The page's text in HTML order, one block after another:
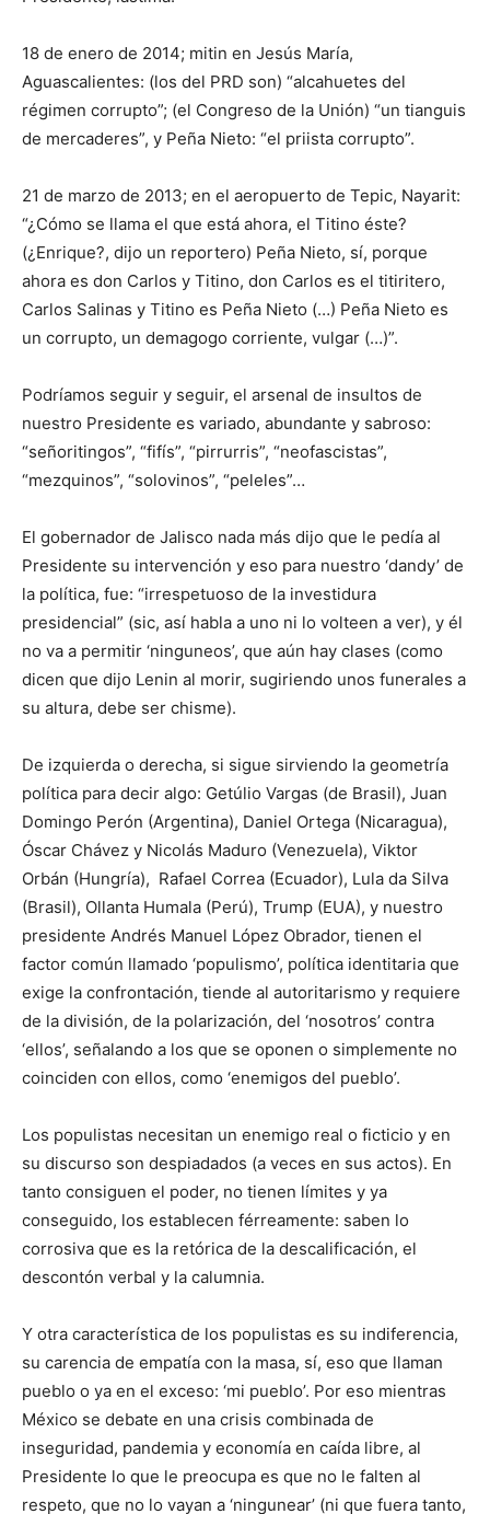
18 de enero de 2014; mitin en Jesús María,
Aguascalientes: (los del PRD son) “alcahuetes del
régimen corrupto”; (el Congreso de la Unión) “un tianguis
de mercaderes”, y Peña Nieto: “el priista corrupto”.
21 de marzo de 2013; en el aeropuerto de Tepic, Nayarit:
“¿Cómo se llama el que está ahora, el Titino éste?
(¿Enrique?, dijo un reportero) Peña Nieto, sí, porque
ahora es don Carlos y Titino, don Carlos es el titiritero,
Carlos Salinas y Titino es Peña Nieto (…) Peña Nieto es
un corrupto, un demagogo corriente, vulgar (…)”.
Podríamos seguir y seguir, el arsenal de insultos de
nuestro Presidente es variado, abundante y sabroso:
“señoritingos”, “fifís”, “pirrurris”, “neofascistas”,
“mezquinos”, “solovinos”, “peleles”…
El gobernador de Jalisco nada más dijo que le pedía al
Presidente su intervención y eso para nuestro ‘dandy’ de
la política, fue: “irrespetuoso de la investidura
presidencial” (sic, así habla a uno ni lo volteen a ver), y él
no va a permitir ‘ninguneos’, que aún hay clases (como
dicen que dijo Lenin al morir, sugiriendo unos funerales a
su altura, debe ser chisme).
De izquierda o derecha, si sigue sirviendo la geometría
política para decir algo: Getúlio Vargas (de Brasil), Juan
Domingo Perón (Argentina), Daniel Ortega (Nicaragua),
Óscar Chávez y Nicolás Maduro (Venezuela), Viktor
Orbán (Hungría), Rafael Correa (Ecuador), Lula da Silva
(Brasil), Ollanta Humala (Perú), Trump (EUA), y nuestro
presidente Andrés Manuel López Obrador, tienen el
factor común llamado ‘populismo’, política identitaria que
exige la confrontación, tiende al autoritarismo y requiere
de la división, de la polarización, del ‘nosotros’ contra
‘ellos’, señalando a los que se oponen o simplemente no
coinciden con ellos, como ‘enemigos del pueblo’.
Los populistas necesitan un enemigo real o ficticio y en
su discurso son despiadados (a veces en sus actos). En
tanto consiguen el poder, no tienen límites y ya
conseguido, los establecen férreamente: saben lo
corrosiva que es la retórica de la descalificación, el
descontón verbal y la calumnia.
Y otra característica de los populistas es su indiferencia,
su carencia de empatía con la masa, sí, eso que llaman
pueblo o ya en el exceso: ‘mi pueblo’. Por eso mientras
México se debate en una crisis combinada de
inseguridad, pandemia y economía en caída libre, al
Presidente lo que le preocupa es que no le falten al
respeto, que no lo vayan a ‘ningunear’ (ni que fuera tanto,